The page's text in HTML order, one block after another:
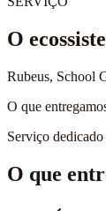
O
Rubeus, School
O que
Serviço dedicado
O que